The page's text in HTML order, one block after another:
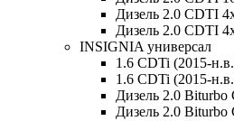
Дизель 2.0 CDTI
Дизель 2.0 CDTI
INSIGNIA универсал
1.6 CDTi (2015-
1.6 CDTi (2015-
Дизель 2.0 Biturbo
Дизель 2.0 Biturbo